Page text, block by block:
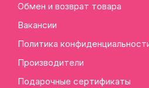
Обмен и возврат товара
Вакансии
Политика
Производители
Подарочные сертификаты